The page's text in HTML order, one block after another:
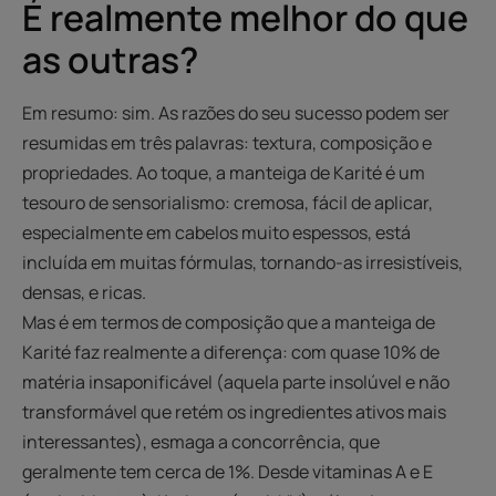
É realmente melhor do que
as outras?
Em resumo: sim. As razões do seu sucesso podem ser
resumidas em três palavras: textura, composição e
propriedades. Ao toque, a manteiga de Karité é um
tesouro de sensorialismo: cremosa, fácil de aplicar,
especialmente em cabelos muito espessos, está
incluída em muitas fórmulas, tornando-as irresistíveis,
densas, e ricas.
Mas é em termos de composição que a manteiga de
Karité faz realmente a diferença: com quase 10% de
matéria insaponificável (aquela parte insolúvel e não
transformável que retém os ingredientes ativos mais
interessantes), esmaga a concorrência, que
geralmente tem cerca de 1%. Desde vitaminas A e E